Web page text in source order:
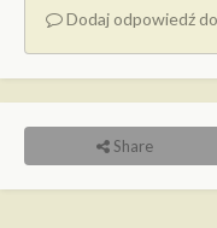
Dodaj odpowiedź
Share